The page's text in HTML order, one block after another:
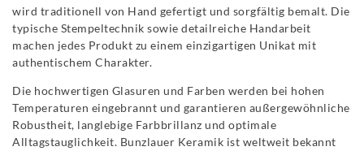
wird traditionell von Hand gefertigt und sorgfältig bemalt. Die
typische Stempeltechnik sowie detailreiche Handarbeit
machen jedes Produkt zu einem einzigartigen Unikat mit
authentischem Charakter.
Die hochwertigen Glasuren und Farben werden bei hohen
Temperaturen eingebrannt und garantieren außergewöhnliche
Robustheit, langlebige Farbbrillanz und optimale
Alltagstauglichkeit. Bunzlauer Keramik ist weltweit bekannt